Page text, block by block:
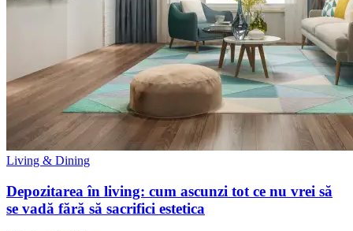
Living & Dining
Depozitarea în living: cum ascunzi tot ce nu vrei să
se vadă fără să sacrifici estetica